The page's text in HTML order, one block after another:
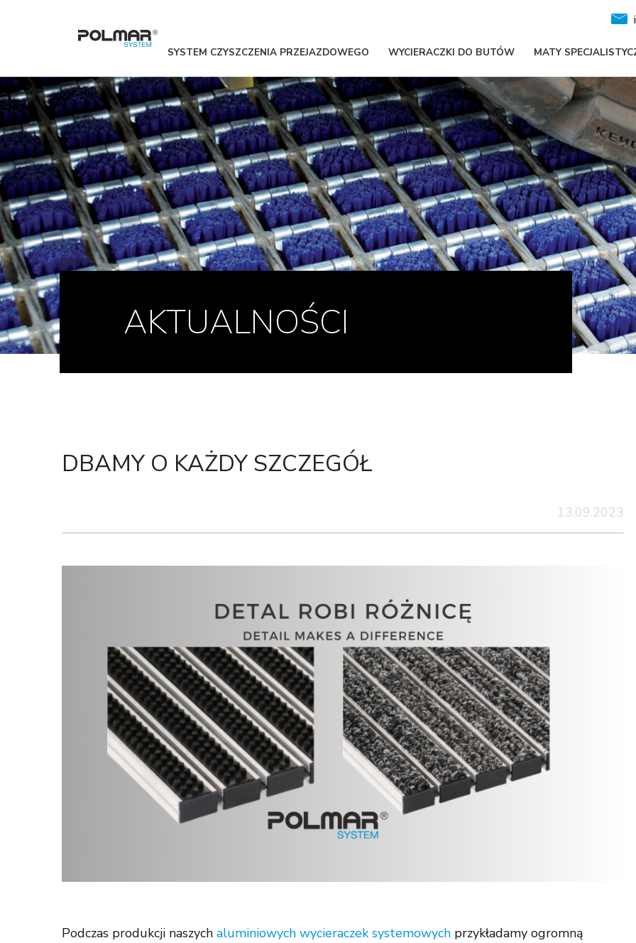
SYSTEM CZYSZCZENIA PRZEJAZDOWEGO WYCIERACZKI DO BUTÓW MATY
post
AKTUALNOŚCI
DBAMY O KAŻDY SZCZEGÓŁ
13.09.2023
Podczas produkcji naszych aluminiowych wycieraczek systemowych przykładamy ogromną